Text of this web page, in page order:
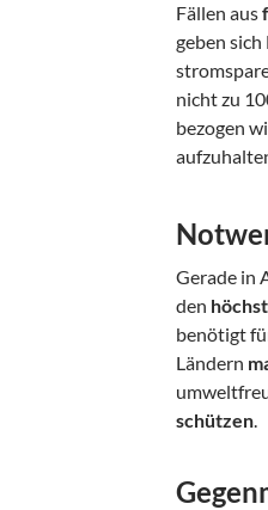
Fällen aus
geben
nicht zu
bezogen
Gerade in
den
benötigt
Ländern
schützen.